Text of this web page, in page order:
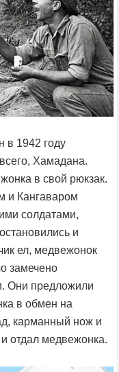
в 1942 году
Хамадана.
в свой рюкзак.
и Кангаваром
солдатами,
и
ел, медвежонок
замечено
Они предложили
в обмен на
карманный нож и
отдал медвежонка.